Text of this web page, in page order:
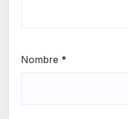
Nombre *